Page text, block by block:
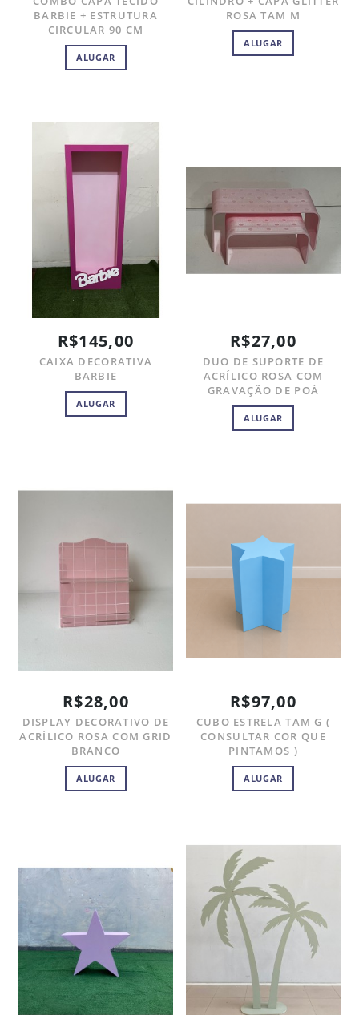
BARBIE + ESTRUTURA
CIRCULAR 90 CM
ALUGAR
ROSA TAM M
ALUGAR
R$145,00
CAIXA DECORATIVA
BARBIE
ALUGAR
R$27,00
DUO DE SUPORTE DE
ACRÍLICO ROSA COM
GRAVAÇÃO DE POÁ
ALUGAR
R$28,00
DISPLAY DECORATIVO DE
ACRÍLICO ROSA COM GRID
BRANCO
ALUGAR
R$97,00
CUBO ESTRELA TAM G (
CONSULTAR COR QUE
PINTAMOS )
ALUGAR